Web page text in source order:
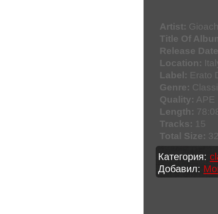
Artist:
Title Of
Release
Location:
Label: Erato
Genre:
Quality: APE
Length:
Tracks: 15
Total Size:
Категория:
Добавил: